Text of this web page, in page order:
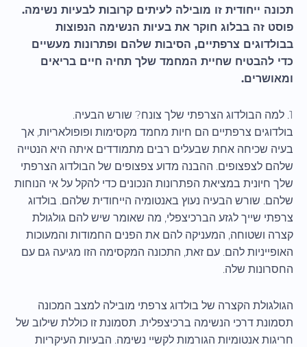
תכונה ייחודית זו מובילה לעיתים קרובות לבעיות נשימה.
פוסט זה בבלוג חוקר את בעיות הנשימה הנפוצות
בבולדוגים צרפתיים, הסיבות שלהם ופתרונות מעשיים
כדי להבטיח שחיית המחמד שלך תחיה חיים בריאים
ומאושרים.
1. למה הבולדוג הצרפתי שלך צונח? שורש הבעיה.
בולדוגים צרפתיים הם חיות מחמד מקסימות ופופולאריות, אך
בעיה שכיחה אחת שבעלים רבים מתמודדים איתה היא הנטייה
שלהם לצפצופים. ההבנה מדוע צפצופים של הבולדוג הצרפתי
שלך חיונית במציאת הפתרונות הנכונים כדי להקל על אי הנוחות
שלהם. שורש הבעיה נעוץ באנטומיה הייחודית שלהם. בולדוג
צרפתי שייך לגזע הברכיצפלי, מה שאומר שיש להם גולגולת
קצרה ושטוחה, המעניקה להם את הפנים החמודות והמעוכות
האופייניות להם. עם זאת, התכונה המקסימה הזו מגיעה גם עם
החסרונות שלה.
הגולגולת הקצרה של בולדוג צרפתי מובילה למצב המכונה
תסמונת דרכי הנשימה ברכיצפלית. תסמונת זו כוללת שילוב של
חריגות אנטומיות הגורמות לקשיי נשימה. הבעיות העיקריות